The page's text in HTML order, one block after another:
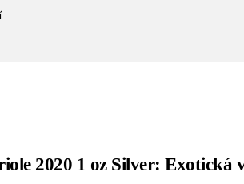
2020 1 oz Silver: Exotická